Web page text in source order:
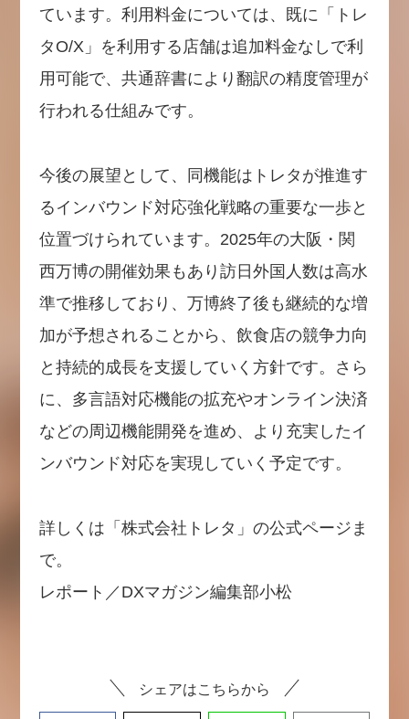
ています。利用料金については、既に「トレ
タO/X」を利用する店舗は追加料金なしで利
用可能で、共通辞書により翻訳の精度管理が
行われる仕組みです。
今後の展望として、同機能はトレタが推進す
るインバウンド対応強化戦略の重要な一歩と
位置づけられています。2025年の大阪・関
西万博の開催効果もあり訪日外国人数は高水
準で推移しており、万博終了後も継続的な増
加が予想されることから、飲食店の競争力向
と持続的成長を支援していく方針です。さら
に、多言語対応機能の拡充やオンライン決済
などの周辺機能開発を進め、より充実したイ
ンバウンド対応を実現していく予定です。
詳しくは「株式会社トレタ」の公式ページま
で。
レポート／DXマガジン編集部小松
シェアはこちらから